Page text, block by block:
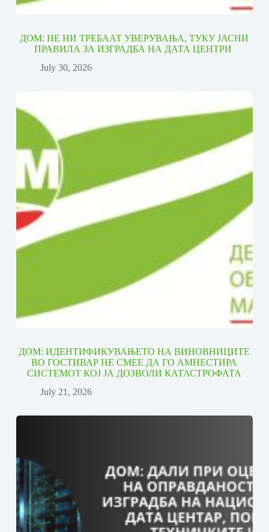
ДОМ: НЕ НИ ТРЕБААТ УВЕРУВАЊА, ТУКУ ЈАСНИ
ПРАВИЛА ЗА ИЗГРАДБА НА ДАТА ЦЕНТРИ
July 30, 2026
ДОМ: ИДЕНТИФИКУВАЊЕТО НА ВИНОВНИЦИТЕ
ВО ГОСТИВАР НЕ СМЕЕ ДА ГО АМНЕСТИРА
СИСТЕМОТ КОЈ ЈА ДОЗВОЛИ КАТАСТРОФАТА
July 21, 2026